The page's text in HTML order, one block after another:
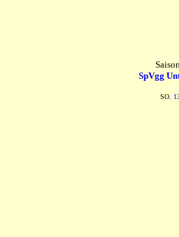
SpVgg
SO.